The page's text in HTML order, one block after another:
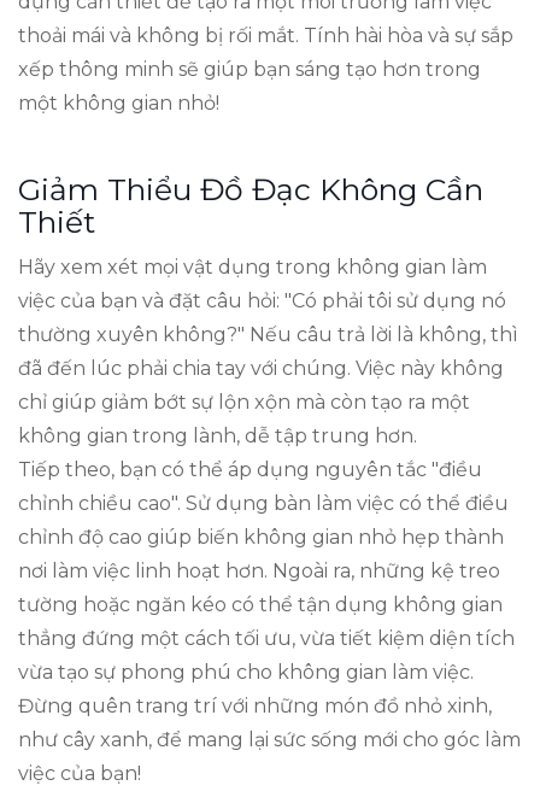
thoải mái và không bị rối mắt. Tính hài hòa và sự sắp
xếp thông minh sẽ giúp bạn sáng tạo hơn trong
một không gian nhỏ!
Giảm Thiểu Đồ Đạc Không Cần
Thiết
Hãy xem xét mọi vật dụng trong không gian làm
việc của bạn và đặt câu hỏi: "Có phải tôi sử dụng nó
thường xuyên không?" Nếu câu trả lời là không, thì
đã đến lúc phải chia tay với chúng. Việc này không
chỉ giúp giảm bớt sự lộn xộn mà còn tạo ra một
không gian trong lành, dễ tập trung hơn.
Tiếp theo, bạn có thể áp dụng nguyên tắc "điều
chỉnh chiều cao". Sử dụng bàn làm việc có thể điều
chỉnh độ cao giúp biến không gian nhỏ hẹp thành
nơi làm việc linh hoạt hơn. Ngoài ra, những kệ treo
tường hoặc ngăn kéo có thể tận dụng không gian
thẳng đứng một cách tối ưu, vừa tiết kiệm diện tích
vừa tạo sự phong phú cho không gian làm việc.
Đừng quên trang trí với những món đồ nhỏ xinh,
như cây xanh, để mang lại sức sống mới cho góc làm
việc của bạn!